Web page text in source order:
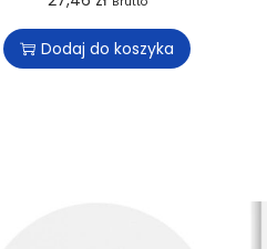
Dodaj do koszyka